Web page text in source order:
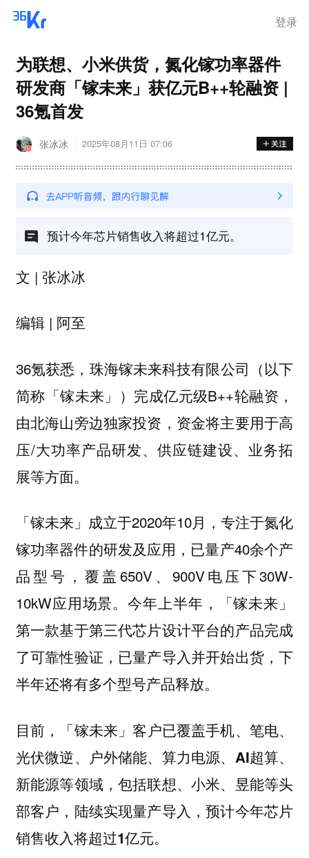
登录
为联想、小米供货，氮化镓功率器件
研发商「镓未来」获亿元B++轮融资 |
36氪首发
张冰冰 2025年08月11日 07:06
预计今年芯片销售收入将超过1亿元。
文 | 张冰冰
编辑 | 阿至
36氪获悉，珠海镓未来科技有限公司（以下
简称「镓未来」）完成亿元级B++轮融资，
由北海山旁边独家投资，资金将主要用于高
压/大功率产品研发、供应链建设、业务拓
展等方面。
「镓未来」成立于2020年10月，专注于氮化
镓功率器件的研发及应用，已量产40余个产
品型号，覆盖650V、900V电压下30W-
10kW应用场景。今年上半年，「镓未来」
第一款基于第三代芯片设计平台的产品完成
了可靠性验证，已量产导入并开始出货，下
半年还将有多个型号产品释放。
目前，
「镓未来」客户已覆盖手机、笔电、
光伏微逆、户外储能、算力电源、AI超算、
新能源等领域，包括联想、小米、昱能等头
部客户，陆续实现量产导入，预计今年芯片
销售收入将超过1亿元。